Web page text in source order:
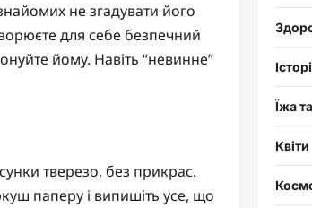
не згадувати його
для себе безпечний
йому. Навіть “невинне”
тверезо, без прикрас.
паперу і випишіть усе, що
Їжа
Квіти